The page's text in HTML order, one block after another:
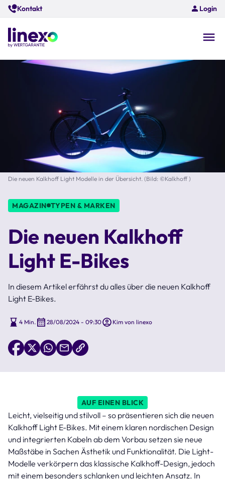
Skip
to
main
content
Kontakt Login
Die neuen Kalkhoff Light Modelle in der Übersicht. (Bild: ©Kalkhoff )
MAGAZIN TYPEN & MARKEN
Die neuen Kalkhoff
Light E-Bikes
In diesem Artikel erfährst du alles über die neuen Kalkhoff
Light E-Bikes.
4 Min. 28/08/2024 - 09:30 Kim von linexo
AUF EINEN BLICK
Leicht, vielseitig und stilvoll – so präsentieren sich die neuen
Kalkhoff Light E-Bikes. Mit einem klaren nordischen Design
und integrierten Kabeln ab dem Vorbau setzen sie neue
Maßstäbe in Sachen Ästhetik und Funktionalität. Die Light-
Modelle verkörpern das klassische Kalkhoff-Design, jedoch
mit einem besonders schlanken und leichten Ansatz. In